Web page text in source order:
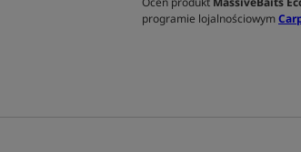
programie lojalnościowym